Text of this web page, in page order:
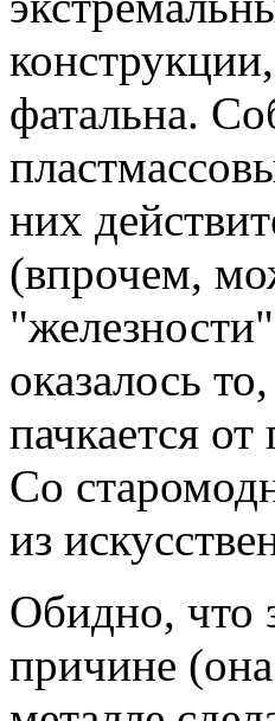
фатальна.
них
(впрочем,
оказалось
пачкается
Со
из
Обидно, что
причине